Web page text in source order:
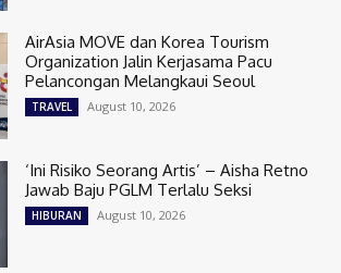
AirAsia MOVE dan Korea Tourism
Organization Jalin Kerjasama Pacu
Pelancongan Melangkaui Seoul
TRAVEL August 10, 2026
‘Ini Risiko Seorang Artis’ – Aisha Retno
Jawab Baju PGLM Terlalu Seksi
HIBURAN August 10, 2026